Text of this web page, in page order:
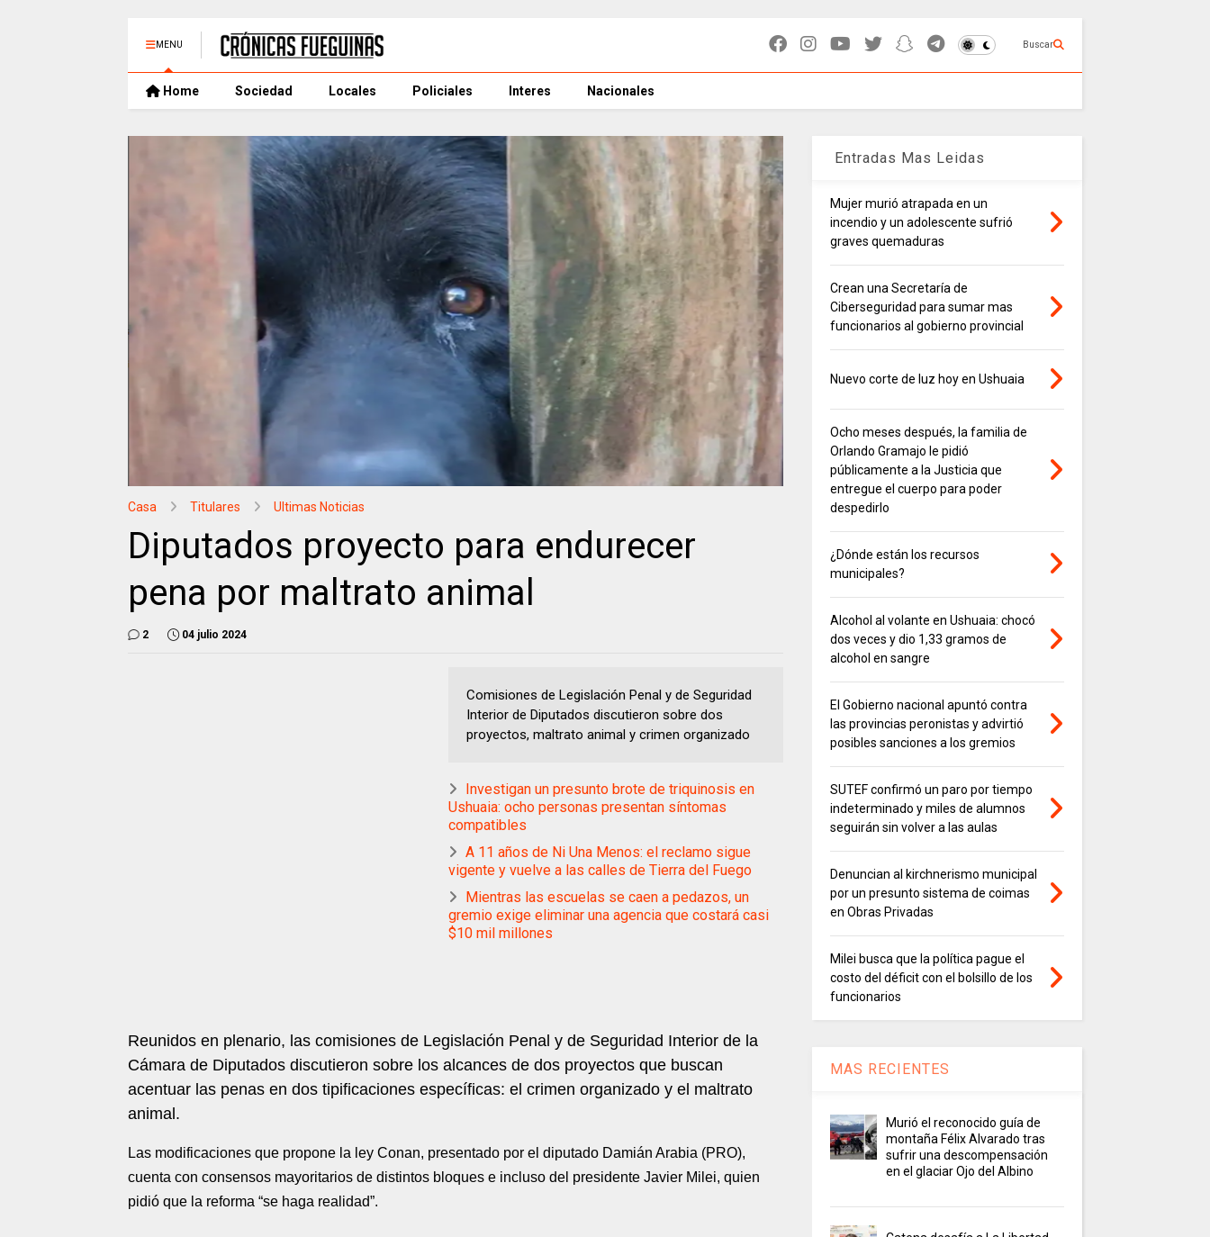
MENU Buscar
Home Sociedad Locales Policiales Interes Nacionales
Casa Titulares Ultimas Noticias
Diputados proyecto para endurecer
pena por maltrato animal
2 04 julio 2024
Comisiones de Legislación Penal y de Seguridad
Interior de Diputados discutieron sobre dos
proyectos, maltrato animal y crimen organizado
Investigan un presunto brote de triquinosis en
Ushuaia: ocho personas presentan síntomas
compatibles
A 11 años de Ni Una Menos: el reclamo sigue
vigente y vuelve a las calles de Tierra del Fuego
Mientras las escuelas se caen a pedazos, un
gremio exige eliminar una agencia que costará casi
$10 mil millones
Reunidos en plenario, las comisiones de Legislación Penal y de Seguridad Interior de la
Cámara de Diputados discutieron sobre los alcances de dos proyectos que buscan
acentuar las penas en dos tipificaciones específicas: el crimen organizado y el maltrato
animal.
Las modificaciones que propone la ley Conan, presentado por el diputado Damián Arabia (PRO),
cuenta con consensos mayoritarios de distintos bloques e incluso del presidente Javier Milei, quien
pidió que la reforma “se haga realidad”.
Entradas Mas Leidas
Mujer murió atrapada en un
incendio y un adolescente sufrió
graves quemaduras
Crean una Secretaría de
Ciberseguridad para sumar mas
funcionarios al gobierno provincial
Nuevo corte de luz hoy en Ushuaia
Ocho meses después, la familia de
Orlando Gramajo le pidió
públicamente a la Justicia que
entregue el cuerpo para poder
despedirlo
¿Dónde están los recursos
municipales?
Alcohol al volante en Ushuaia: chocó
dos veces y dio 1,33 gramos de
alcohol en sangre
El Gobierno nacional apuntó contra
las provincias peronistas y advirtió
posibles sanciones a los gremios
SUTEF confirmó un paro por tiempo
indeterminado y miles de alumnos
seguirán sin volver a las aulas
Denuncian al kirchnerismo municipal
por un presunto sistema de coimas
en Obras Privadas
Milei busca que la política pague el
costo del déficit con el bolsillo de los
funcionarios
MAS RECIENTES
Murió el reconocido guía de
montaña Félix Alvarado tras
sufrir una descompensación
en el glaciar Ojo del Albino